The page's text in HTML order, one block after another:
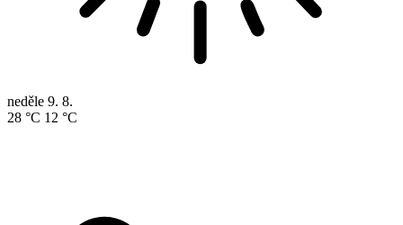
neděle 9. 8.
28 °C 12 °C